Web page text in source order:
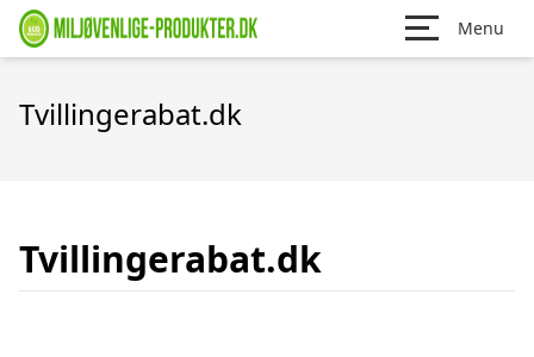
Menu
Tvillingerabat.dk
Tvillingerabat.dk